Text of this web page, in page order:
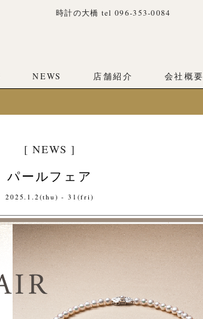
時計の大橋 tel 096-353-0084
NEWS 店舗紹介 会社概要
[ NEWS ]
パールフェア
2025.1.2(thu) - 31(fri)